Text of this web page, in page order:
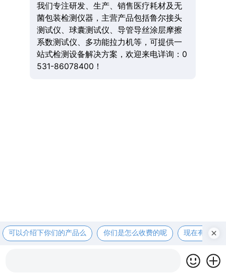
我们专注研发、生产、销售医疗耗材及无
菌包装检测仪器，主营产品包括鲁尔接头
测试仪、球囊测试仪、导管导丝涂层摩擦
系数测试仪、多功能拉力机等，可提供一
站式检测设备解决方案，欢迎来电详询：0
531-86078400！
可以介绍下你们的产品么 你们是怎么收费的呢 现在有优惠